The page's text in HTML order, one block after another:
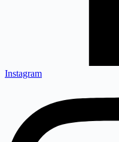
Instagram